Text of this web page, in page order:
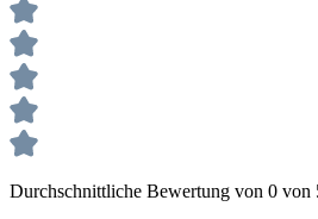
Durchschnittliche Bewertung von 0 von